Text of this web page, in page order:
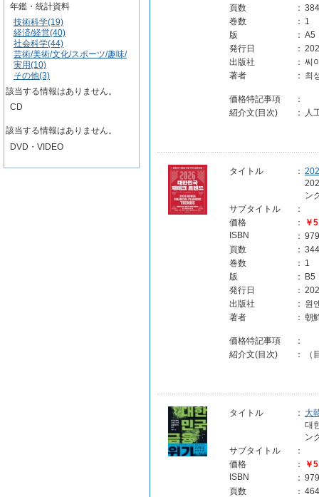
年鑑・統計資料
技術科学(19)
経済/経営(40)
社会科学(44)
芸術/美術/文化/スポーツ/趣味/
実用(10)
その他(3)
該当する情報はありません。
CD
該当する情報はありません。
DVD・VIDEO
頁数
： 384
巻数
： 1
版
： A5
発行日
：
出版社
： 씨
著者
： 최
価格特記事項
：
紹介文(目次)
： 人
タイトル ：
ン
サブタイトル
：
価格
：
￥
ISBN
：
頁数
： 344
巻数
： 1
版
：
B5
発行日
：
出版社
： 원
著者
： 朝
価格特記事項
：
紹介文(目次)
：
タイトル ： 大
대
ン
サブタイトル
：
価格
：
￥
ISBN
：
頁数
： 464